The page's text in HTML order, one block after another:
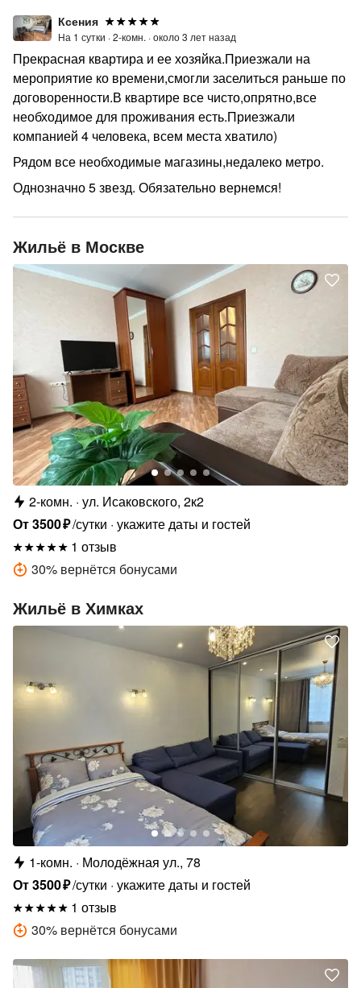
Ксения
На 1 сутки ·2-комн. ·около 3 лет назад
Прекрасная квартира и ее хозяйка.Приезжали на
мероприятие ко времени,смогли заселиться раньше по
договоренности.В квартире все чисто,опрятно,все
необходимое для проживания есть.Приезжали
компанией 4 человека, всем места хватило)
Рядом все необходимые магазины,недалеко метро.
Однозначно 5 звезд. Обязательно вернемся!
Жильё в Москве
2-комн. ул. Исаковского, 2к2
От3500₽/сутки укажите даты и гостей
1 отзыв
30% вернётся бонусами
Жильё в Химках
1-комн.
Молодёжная ул., 78
От3500₽/сутки укажите даты и гостей
1 отзыв
30% вернётся бонусами